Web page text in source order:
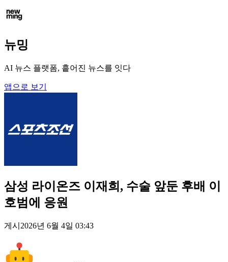
뉴밍
AI 뉴스 플랫폼, 흩어진 뉴스를 잇다
앱으로 보기
삼성 라이온즈 이재희, 수술 앞둔 후배 이
호범에 응원
게시 2026년 6월 4일 03:43